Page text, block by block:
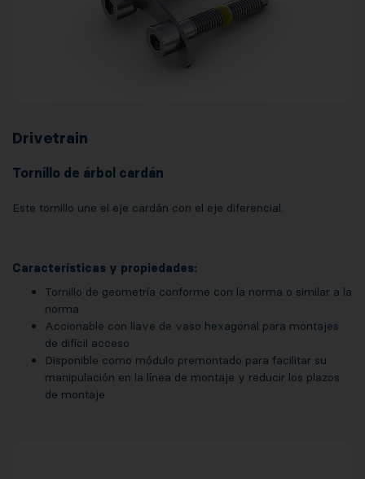
Drivetrain
Tornillo de árbol cardán
Este tornillo une el eje cardán con el eje diferencial.
Características y propiedades:
Tornillo de geometría conforme con la norma o similar a la
norma
Accionable con llave de vaso hexagonal para montajes
de difícil acceso
Disponible como módulo premontado para facilitar su
manipulación en la línea de montaje y reducir los plazos
de montaje